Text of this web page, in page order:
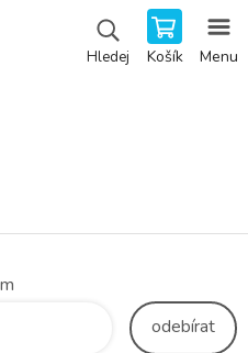
Hledej Košík Menu
odebírat